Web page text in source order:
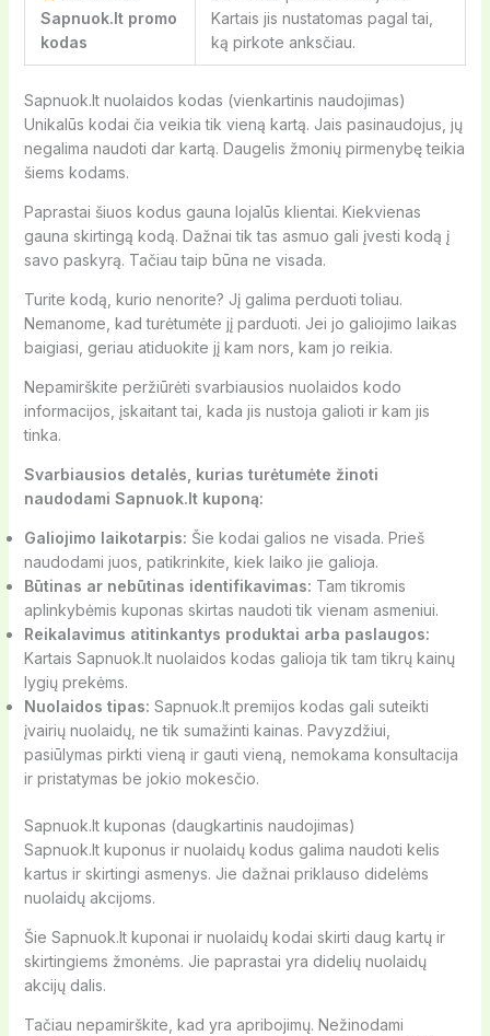
Sapnuok.lt promo
kodas
Kartais jis nustatomas pagal tai,
ką pirkote anksčiau.
Sapnuok.lt nuolaidos kodas (vienkartinis naudojimas)
Unikalūs kodai čia veikia tik vieną kartą. Jais pasinaudojus, jų
negalima naudoti dar kartą. Daugelis žmonių pirmenybę teikia
šiems kodams.
Paprastai šiuos kodus gauna lojalūs klientai. Kiekvienas
gauna skirtingą kodą. Dažnai tik tas asmuo gali įvesti kodą į
savo paskyrą. Tačiau taip būna ne visada.
Turite kodą, kurio nenorite? Jį galima perduoti toliau.
Nemanome, kad turėtumėte jį parduoti. Jei jo galiojimo laikas
baigiasi, geriau atiduokite jį kam nors, kam jo reikia.
Nepamirškite peržiūrėti svarbiausios nuolaidos kodo
informacijos, įskaitant tai, kada jis nustoja galioti ir kam jis
tinka.
Svarbiausios detalės, kurias turėtumėte žinoti
naudodami Sapnuok.lt kuponą:
Galiojimo laikotarpis: Šie kodai galios ne visada. Prieš
naudodami juos, patikrinkite, kiek laiko jie galioja.
Būtinas ar nebūtinas identifikavimas: Tam tikromis
aplinkybėmis kuponas skirtas naudoti tik vienam asmeniui.
Reikalavimus atitinkantys produktai arba paslaugos:
Kartais Sapnuok.lt nuolaidos kodas galioja tik tam tikrų kainų
lygių prekėms.
Nuolaidos tipas: Sapnuok.lt premijos kodas gali suteikti
įvairių nuolaidų, ne tik sumažinti kainas. Pavyzdžiui,
pasiūlymas pirkti vieną ir gauti vieną, nemokama konsultacija
ir pristatymas be jokio mokesčio.
Sapnuok.lt kuponas (daugkartinis naudojimas)
Sapnuok.lt kuponus ir nuolaidų kodus galima naudoti kelis
kartus ir skirtingi asmenys. Jie dažnai priklauso didelėms
nuolaidų akcijoms.
Šie Sapnuok.lt kuponai ir nuolaidų kodai skirti daug kartų ir
skirtingiems žmonėms. Jie paprastai yra didelių nuolaidų
akcijų dalis.
Tačiau nepamirškite, kad yra apribojimų. Nežinodami